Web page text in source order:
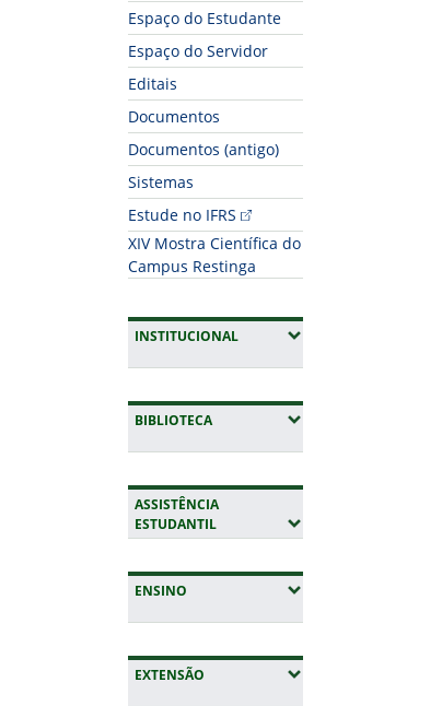
Espaço do Estudante
Espaço do Servidor
Editais
Documentos
Documentos (antigo)
Sistemas
Estude no IFRS
XIV Mostra Científica do
Campus Restinga
INSTITUCIONAL(EXPANDIR SUBMENUS)
BIBLIOTECA(EXPANDIR SUBMENUS)
ASSISTÊNCIA
ESTUDANTIL(EXPANDIR SUBMENUS)
ENSINO (EXPANDIR SUBMENUS)
EXTENSÃO (EXPANDIR SUBMENUS)